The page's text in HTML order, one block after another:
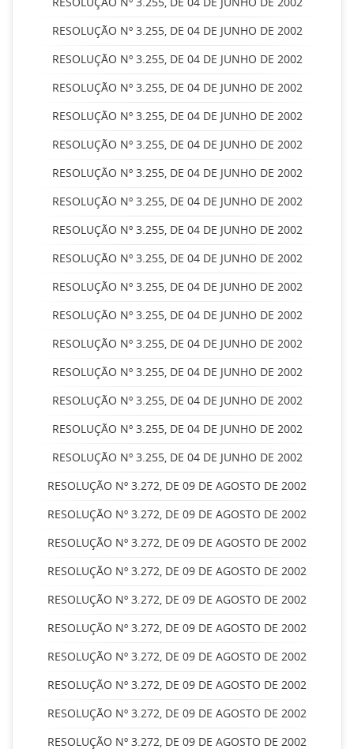
RESOLUÇÃO Nº 3.255, DE 04 DE JUNHO DE 2002
RESOLUÇÃO Nº 3.255, DE 04 DE JUNHO DE 2002
RESOLUÇÃO Nº 3.255, DE 04 DE JUNHO DE 2002
RESOLUÇÃO Nº 3.255, DE 04 DE JUNHO DE 2002
RESOLUÇÃO Nº 3.255, DE 04 DE JUNHO DE 2002
RESOLUÇÃO Nº 3.255, DE 04 DE JUNHO DE 2002
RESOLUÇÃO Nº 3.255, DE 04 DE JUNHO DE 2002
RESOLUÇÃO Nº 3.255, DE 04 DE JUNHO DE 2002
RESOLUÇÃO Nº 3.255, DE 04 DE JUNHO DE 2002
RESOLUÇÃO Nº 3.255, DE 04 DE JUNHO DE 2002
RESOLUÇÃO Nº 3.255, DE 04 DE JUNHO DE 2002
RESOLUÇÃO Nº 3.255, DE 04 DE JUNHO DE 2002
RESOLUÇÃO Nº 3.255, DE 04 DE JUNHO DE 2002
RESOLUÇÃO Nº 3.255, DE 04 DE JUNHO DE 2002
RESOLUÇÃO Nº 3.255, DE 04 DE JUNHO DE 2002
RESOLUÇÃO Nº 3.255, DE 04 DE JUNHO DE 2002
RESOLUÇÃO Nº 3.272, DE 09 DE AGOSTO DE 2002
RESOLUÇÃO Nº 3.272, DE 09 DE AGOSTO DE 2002
RESOLUÇÃO Nº 3.272, DE 09 DE AGOSTO DE 2002
RESOLUÇÃO Nº 3.272, DE 09 DE AGOSTO DE 2002
RESOLUÇÃO Nº 3.272, DE 09 DE AGOSTO DE 2002
RESOLUÇÃO Nº 3.272, DE 09 DE AGOSTO DE 2002
RESOLUÇÃO Nº 3.272, DE 09 DE AGOSTO DE 2002
RESOLUÇÃO Nº 3.272, DE 09 DE AGOSTO DE 2002
RESOLUÇÃO Nº 3.272, DE 09 DE AGOSTO DE 2002
RESOLUÇÃO Nº 3.272, DE 09 DE AGOSTO DE 2002